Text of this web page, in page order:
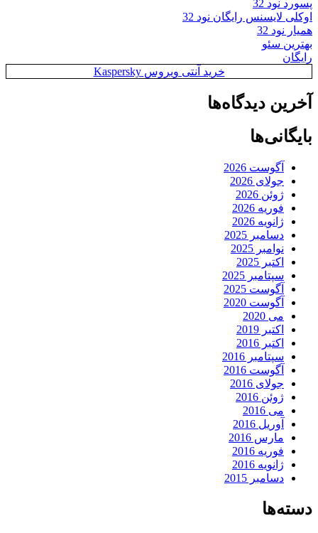
پسورد نود 32
اوکلی لایسنس رایگان نود 32
همیار نود 32
بهترین سئو
رایگان
خرید آنتی ویروس Kaspersky
آخرین دیدگاه‌ها
بایگانی‌ها
آگوست 2026
جولای 2026
ژوئن 2026
فوریه 2026
ژانویه 2026
دسامبر 2025
نوامبر 2025
اکتبر 2025
سپتامبر 2025
آگوست 2025
آگوست 2020
می 2020
اکتبر 2019
اکتبر 2016
سپتامبر 2016
آگوست 2016
جولای 2016
ژوئن 2016
می 2016
آوریل 2016
مارس 2016
فوریه 2016
ژانویه 2016
دسامبر 2015
دسته‌ها